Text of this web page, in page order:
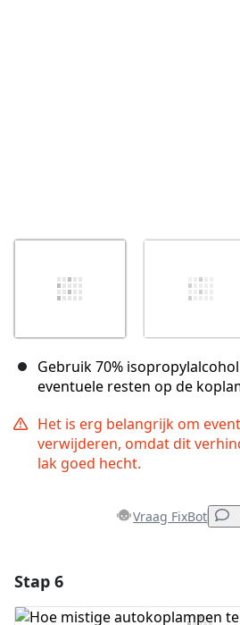
Gebruik 70%
eventuele resten op de
Het is erg belangrijk om
verwijderen, omdat dit
lak goed hecht.
Vraag FixBot
Stap 6